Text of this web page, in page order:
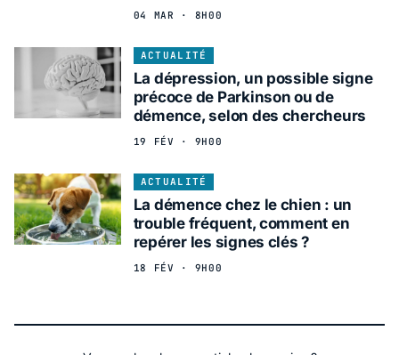
04 MAR · 8H00
ACTUALITÉ
La dépression, un possible signe
précoce de Parkinson ou de
démence, selon des chercheurs
19 FÉV · 9H00
ACTUALITÉ
La démence chez le chien : un
trouble fréquent, comment en
repérer les signes clés ?
18 FÉV · 9H00